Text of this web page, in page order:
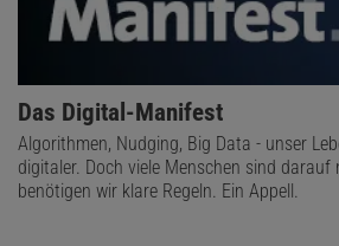
Das Digital-Manifest
Algorithmen, Nudging, Big Data - unser
digitaler. Doch viele Menschen sind
benötigen wir klare Regeln. Ein Appell.